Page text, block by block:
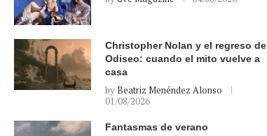
Christopher Nolan y el regreso de
Odiseo: cuando el mito vuelve a
casa
byBeatriz Menéndez Alonso
01/08/2026
Fantasmas de verano